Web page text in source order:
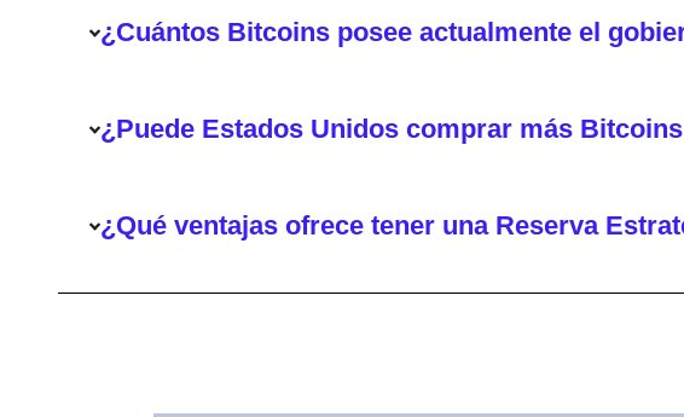
¿Cuántos Bitcoins posee actualmente el
¿Puede Estados Unidos comprar más
¿Qué ventajas ofrece tener una Reserva